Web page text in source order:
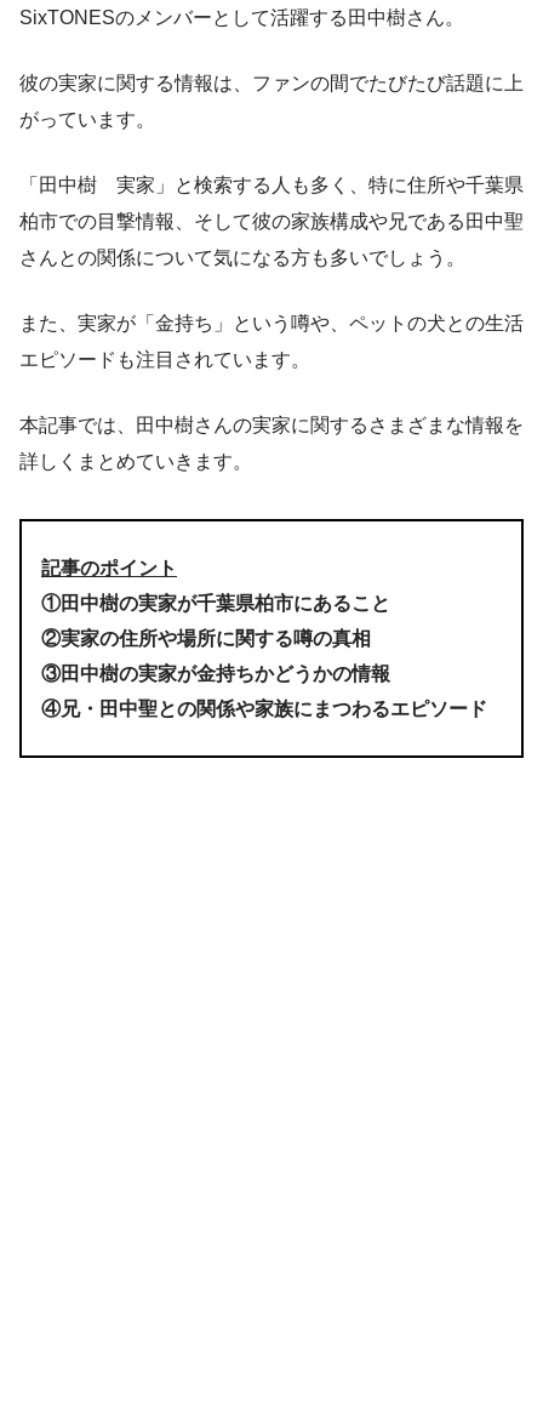
SixTONESのメンバーとして活躍する田中樹さん。
彼の実家に関する情報は、ファンの間でたびたび話題に上
がっています。
「田中樹 実家」と検索する人も多く、特に住所や千葉県
柏市での目撃情報、そして彼の家族構成や兄である田中聖
さんとの関係について気になる方も多いでしょう。
また、実家が「金持ち」という噂や、ペットの犬との生活
エピソードも注目されています。
本記事では、田中樹さんの実家に関するさまざまな情報を
詳しくまとめていきます。
記事のポイント
①田中樹の実家が千葉県柏市にあること
②実家の住所や場所に関する噂の真相
③田中樹の実家が金持ちかどうかの情報
④兄・田中聖との関係や家族にまつわるエピソード